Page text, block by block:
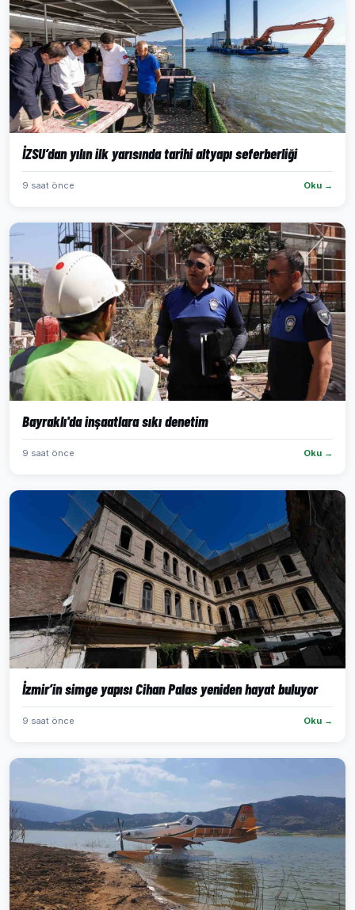
İZSU’dan yılın ilk yarısında tarihi altyapı seferberliği
9 saat önce Oku →
Bayraklı'da inşaatlara sıkı denetim
9 saat önce Oku →
İzmir’in simge yapısı Cihan Palas yeniden hayat buluyor
9 saat önce Oku →